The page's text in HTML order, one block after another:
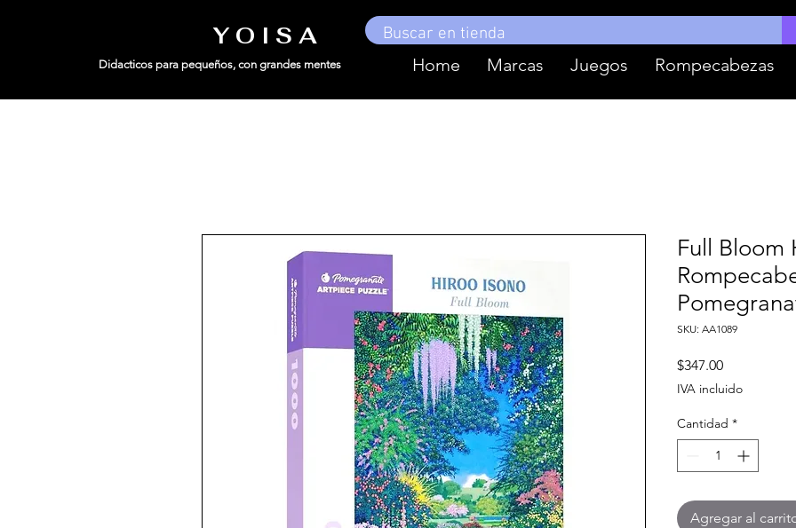
Y O I S A
Didacticos para pequeños, con grandes mentes Home Marcas Juegos Rompecabezas
Full Bloom
SKU: AA1089
$347.00Precio
IVA incluido
Cantidad *
Agregar al